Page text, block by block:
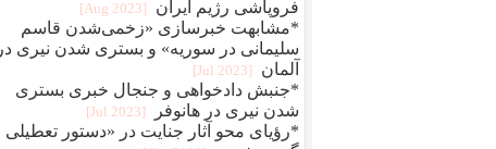
فروپاشی رژیم ایران
[2023 Aug]
*مشابهت خبرسازی «زخمی‌شدن قاسم
سلیمانی در سوریه» و بستری شدن نیری در
آلمان
[2023 Jul]
*جنبش دادخواهی و جنجال خبری بستری
شدن نیری در هانوفر
[2023 Jul]
*رؤیای محو آثار جنایت در «دستور تعطیلی